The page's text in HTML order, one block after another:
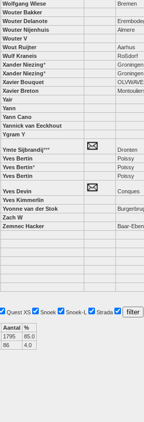
Wolfgang Wiese Bremen
Wouter Bakker
Wouter Delanote
Wouter Nijenhuis Almere
Wouter V
Wout Ruijter Aarhus
Wulf Kraneis Roßdorf
Xander Niezing* Groningen
Xander Niezing* Groningen
Xavier Bouquet
Xavier Breton
Yair
Yann
Yann Cano
Yannick van Eeckhout
Ygram Y
Ymte Sijbrandij*** Dronten
Yves Bertin Poissy
Yves Bertin* Poissy
Yves Bertin Poissy
Yves Devin Conques
Yves Kimmerlin
Yvonne van der Stok
Zach W
Zemnec Hacker Baar-
Quest XS Snoek Snoek-L Strada
Aantal %
1795
85.0
86 4.0